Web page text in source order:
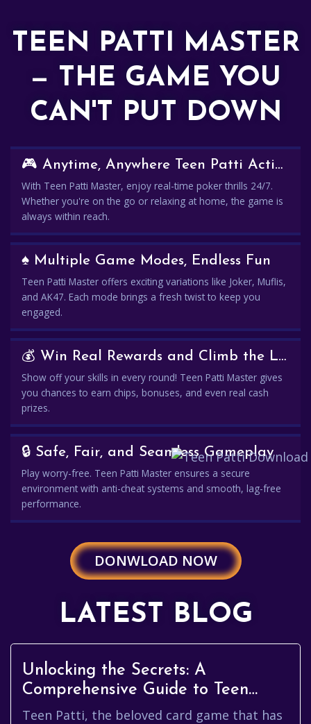
TEEN PATTI MASTER
— THE GAME YOU
CAN'T PUT DOWN
🎮 Anytime, Anywhere Teen Patti Action
With Teen Patti Master, enjoy real-time poker thrills 24/7.
Whether you're on the go or relaxing at home, the game is
always within reach.
♠️ Multiple Game Modes, Endless Fun
Teen Patti Master offers exciting variations like Joker, Muflis,
and AK47. Each mode brings a fresh twist to keep you
engaged.
💰 Win Real Rewards and Climb the Leaderboard
Show off your skills in every round! Teen Patti Master gives
you chances to earn chips, bonuses, and even real cash
prizes.
🔒 Safe, Fair, and Seamless Gameplay
Play worry-free. Teen Patti Master ensures a secure
environment with anti-cheat systems and smooth, lag-free
performance.
DONWLOAD NOW
LATEST BLOG
Unlocking the Secrets: A
Comprehensive Guide to Teen
Patti Coin Hacks
Teen Patti, the beloved card game that has